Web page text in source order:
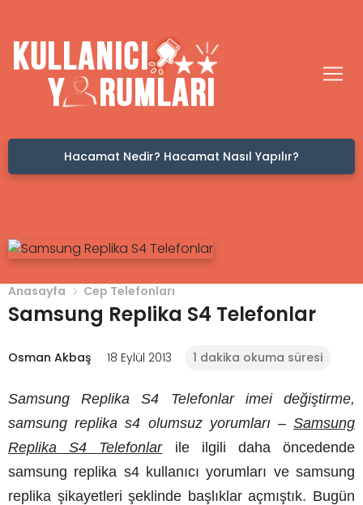
Hacamat Nedir? Hacamat Nasıl Yapılır?
Anasayfa Cep Telefonları
Samsung Replika S4 Telefonlar
Osman Akbaş 18 Eylül 2013 1 dakika okuma süresi
Samsung Replika S4 Telefonlar imei değiştirme,
samsung replika s4 olumsuz yorumları–Samsung
Replika S4 Telefonlarile ilgili daha öncedende
samsung replika s4 kullanıcı yorumları vesamsung
replika şikayetleri şeklinde başlıklar açmıştık. Bugün